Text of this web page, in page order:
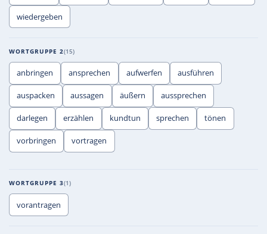
wiedergeben
WORTGRUPPE 2 15
anbringen ansprechen aufwerfen ausführen
auspacken aussagen äußern aussprechen
darlegen erzählen kundtun sprechen tönen
vorbringen vortragen
WORTGRUPPE 3 1
vorantragen